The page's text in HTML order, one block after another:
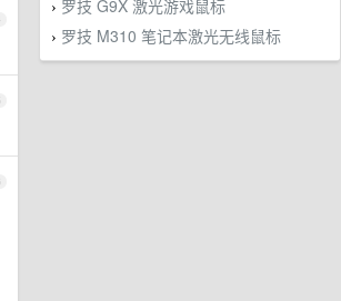
› 罗技 G9X 激光游戏鼠标
› 罗技 M310 笔记本激光无线鼠标